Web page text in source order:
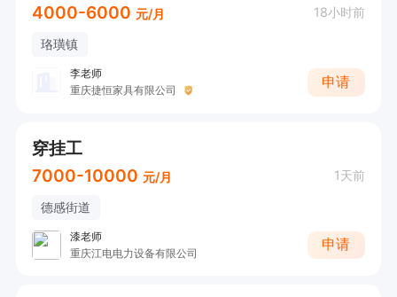
4000-6000 元/月 18小时前
珞璜镇
李老师
重庆捷恒家具有限公司
申请
穿挂工
7000-10000 元/月 1天前
德感街道
漆老师
重庆江电电力设备有限公司
申请